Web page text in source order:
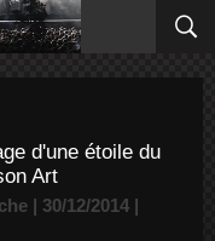
d'une étoile du
Art
| 30/12/2014 |